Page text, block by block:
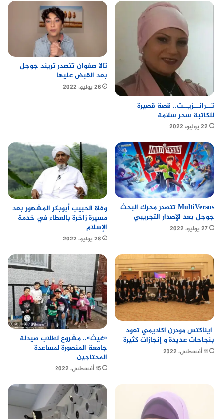
تــرانــزيــت.. قصة قصيرة
للكاتبة سحر سلامة
22 يوليو، 2022
تالا صفوان تتصدر تريند جوجل
بعد القبض عليها
26 يوليو، 2022
MultiVersus تتصدر محرك البحث
جوجل بعد الإصدار التجريبي
27 يوليو، 2022
وفاة الحبيب أبوبكر المشهور بعد
مسيرة زاخرة بالعطاء في خدمة
الإسلام
28 يوليو، 2022
ايناكتس مودرن اكاديمي تعود
بنجاحات عديدة و إنجازات كثيرة
11 أغسطس، 2022
«غيث».. مشروع لطلاب صيدلة
جامعة المنصورة لمساعدة
المحتاجين
15 أغسطس، 2022